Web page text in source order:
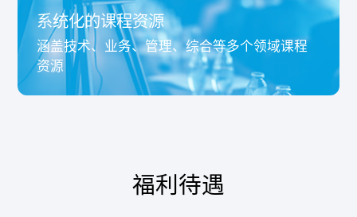
系统化的课程资源
涵盖技术、业务、管理、综合等多个领域课程
资源
福利待遇